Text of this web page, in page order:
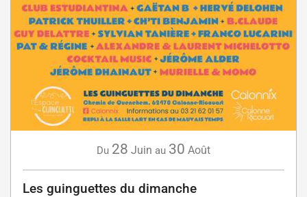
Du 28 Juin au 30 Août
Les guinguettes du dimanche